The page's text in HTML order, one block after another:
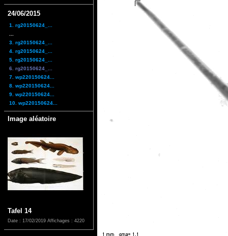
24/06/2015
1. rg20150624_...
3. rg20150624_...
4. rg20150624_...
5. rg20150624_...
6. rg20150624_...
7. wp220150624...
8. wp220150624...
9. wp220150624...
10. wp220150624...
Image aléatoire
Tafel 14
Date : 17/02/2019 Affichages : 4220